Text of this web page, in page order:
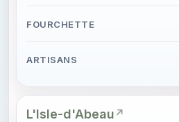
L'Isle-d'Abeau